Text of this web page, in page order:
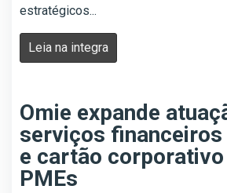
estratégicos...
Leia na integra
Omie expande
serviços financeiros
e cartão
PMEs